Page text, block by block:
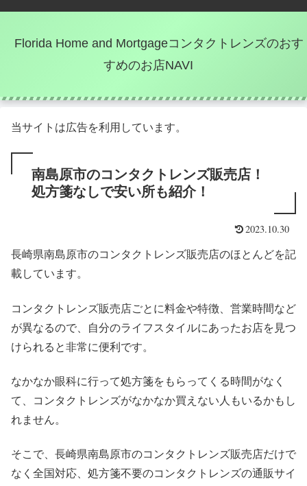
Florida Home and Mortgageコンタクトレンズのおす
すめのお店NAVI
当サイトは広告を利用しています。
南島原市のコンタクトレンズ販売店！
処方箋なしで安い所も紹介！
2023.10.30
長崎県南島原市のコンタクトレンズ販売店のほとんどを記
載しています。
コンタクトレンズ販売店ごとに料金や特徴、営業時間など
が異なるので、自分のライフスタイルにあったお店を見つ
けられると非常に便利です。
なかなか眼科に行って処方箋をもらってくる時間がなく
て、コンタクトレンズがなかなか買えない人もいるかもし
れません。
そこで、長崎県南島原市のコンタクトレンズ販売店だけで
なく全国対応、処方箋不要のコンタクトレンズの通販サイ